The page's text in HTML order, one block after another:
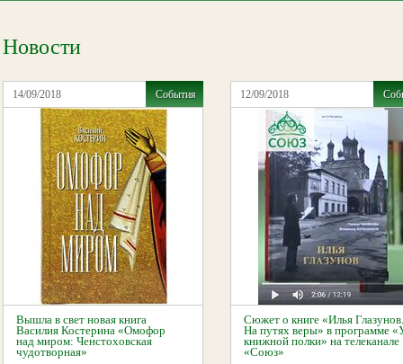
Новости
14/09/2018 События
Вышла в свет новая книга
Василия Костерина «Омофор
над миром: Ченстоховская
чудотворная»
12/09/2018
Сюжет о книге «Илья Глазунов.
На путях веры» в программе
книжной полки» на телеканале
«Союз»